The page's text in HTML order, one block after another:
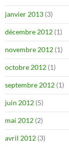
janvier 2013 (3)
décembre 2012 (1)
novembre 2012 (1)
octobre 2012 (1)
septembre 2012 (1)
juin 2012 (5)
mai 2012 (2)
avril 2012 (3)